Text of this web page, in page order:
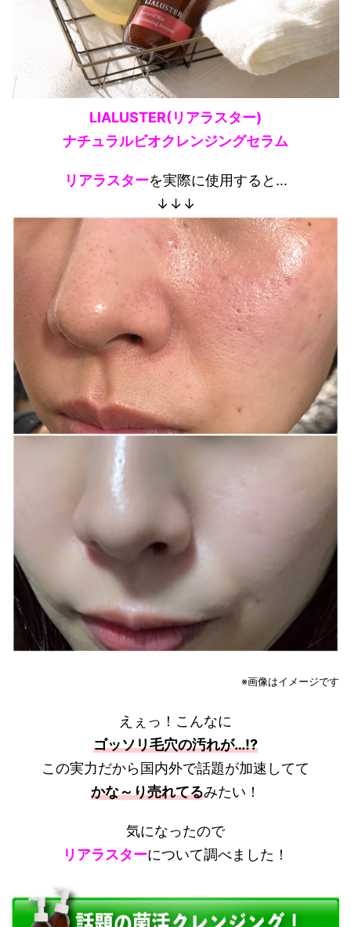
LIALUSTER(リアラスター)
ナチュラルビオクレンジングセラム
リアラスターを実際に使用すると…
↓↓↓
※画像はイメージです
えぇっ！こんなに
ゴッソリ毛穴の汚れが…!?
この実力だから国内外で話題が加速してて
かな～り売れてるみたい！
気になったので
リアラスターについて調べました！